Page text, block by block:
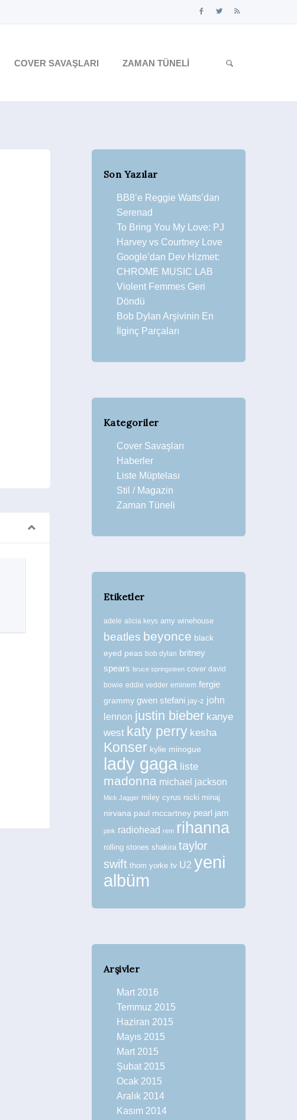
COVER SAVAŞLARI ZAMAN TÜNELI
Stil / Magazin
Son Yazılar
BB8’e Reggie Watts’dan
Serenad
To Bring You My Love: PJ
Harvey vs Courtney Love
Google’dan Dev Hizmet:
CHROME MUSIC LAB
Violent Femmes Geri
Döndü
Bob Dylan Arşivinin En
İlginç Parçaları
Kategoriler
Cover Savaşları
Haberler
Liste Müptelası
Stil / Magazin
Zaman Tüneli
Etiketler
adele alicia keys amy winehouse
beatles beyonce black
eyed peas bob dylan britney
spears bruce springsteen cover david
bowie eddie vedder eminem fergie
grammy gwen stefani jay-z john
lennon justin bieber kanye
west katy perry kesha
Konser kylie minogue
lady gaga liste
madonna michael jackson
Mick Jagger miley cyrus nicki minaj
nirvana paul mccartney pearl jam
pink radiohead rem rihanna
rolling stones shakira taylor
swift thom yorke tv U2 yeni
albüm
Arşivler
Mart 2016
Temmuz 2015
Haziran 2015
Mayıs 2015
Mart 2015
Şubat 2015
Ocak 2015
Aralık 2014
Kasım 2014